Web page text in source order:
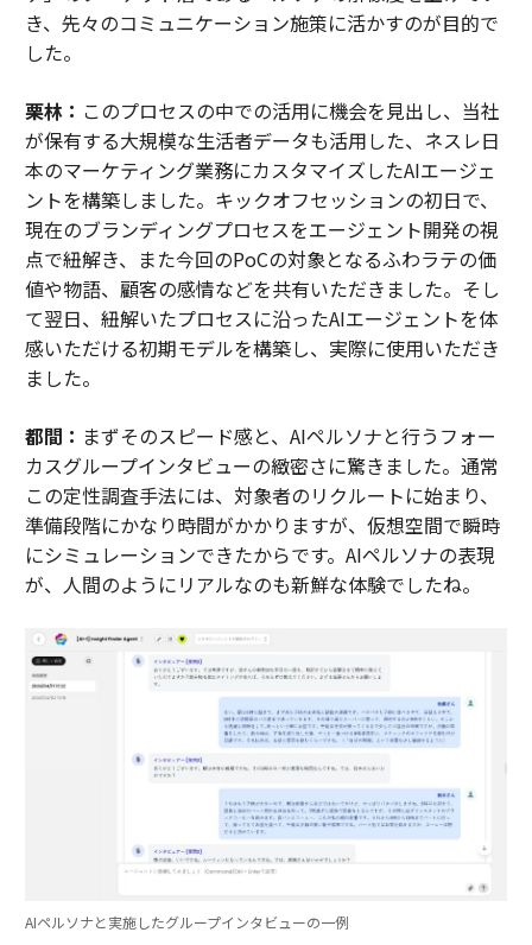
き、先々のコミュニケーション施策に活かすのが目的で
した。
栗林： このプロセスの中での活用に機会を見出し、当社
が保有する大規模な生活者データも活用した、ネスレ日
本のマーケティング業務にカスタマイズしたAIエージェ
ントを構築しました。キックオフセッションの初日で、
現在のブランディングプロセスをエージェント開発の視
点で紐解き、また今回のPoCの対象となるふわラテの価
値や物語、顧客の感情などを共有いただきました。そし
て翌日、紐解いたプロセスに沿ったAIエージェントを体
感いただける初期モデルを構築し、実際に使用いただき
ました。
都間： まずそのスピード感と、AIペルソナと行うフォー
カスグループインタビューの緻密さに驚きました。通常
この定性調査手法には、対象者のリクルートに始まり、
準備段階にかなり時間がかかりますが、仮想空間で瞬時
にシミュレーションできたからです。AIペルソナの表現
が、人間のようにリアルなのも新鮮な体験でしたね。
AIペルソナと実施したグループインタビューの一例